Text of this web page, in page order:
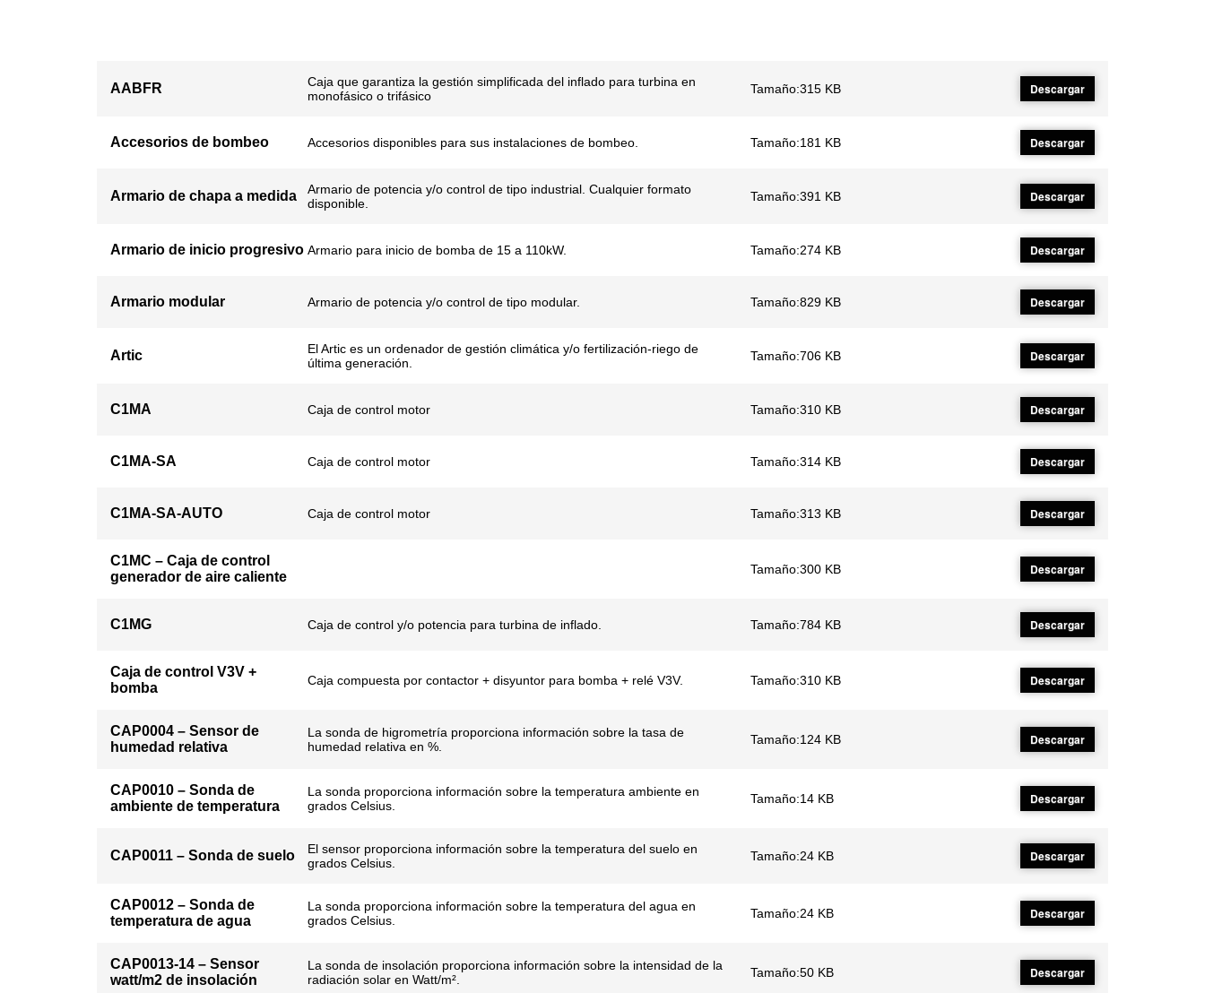
AABFR
Caja que garantiza la gestión simplificada del inflado para turbina en
monofásico o trifásico
Tamaño:315 KB Descargar
Accesorios de bombeo Accesorios disponibles para sus instalaciones de bombeo. Tamaño:181 KB Descargar
Armario de chapa a medida
Armario de potencia y/o control de tipo industrial. Cualquier formato
disponible.
Tamaño:391 KB Descargar
Armario de inicio progresivo Armario para inicio de bomba de 15 a 110kW. Tamaño:274 KB Descargar
Armario modular Armario de potencia y/o control de tipo modular. Tamaño:829 KB Descargar
Artic
El Artic es un ordenador de gestión climática y/o fertilización-riego de
última generación.
Tamaño:706 KB Descargar
C1MA Caja de control motor Tamaño:310 KB Descargar
C1MA-SA Caja de control motor Tamaño:314 KB Descargar
C1MA-SA-AUTO Caja de control motor Tamaño:313 KB Descargar
C1MC – Caja de control
generador de aire caliente
Tamaño:300 KB Descargar
C1MG Caja de control y/o potencia para turbina de inflado. Tamaño:784 KB Descargar
Caja de control V3V +
bomba
Caja compuesta por contactor + disyuntor para bomba + relé V3V. Tamaño:310 KB Descargar
CAP0004 – Sensor de
humedad relativa
La sonda de higrometría proporciona información sobre la tasa de
humedad relativa en %.
Tamaño:124 KB Descargar
CAP0010 – Sonda de
ambiente de temperatura
La sonda proporciona información sobre la temperatura ambiente en
grados Celsius.
Tamaño:14 KB Descargar
CAP0011 – Sonda de suelo
El sensor proporciona información sobre la temperatura del suelo en
grados Celsius.
Tamaño:24 KB Descargar
CAP0012 – Sonda de
temperatura de agua
La sonda proporciona información sobre la temperatura del agua en
grados Celsius.
Tamaño:24 KB Descargar
CAP0013-14 – Sensor
watt/m2 de insolación
La sonda de insolación proporciona información sobre la intensidad de la
radiación solar en Watt/m².
Tamaño:50 KB Descargar